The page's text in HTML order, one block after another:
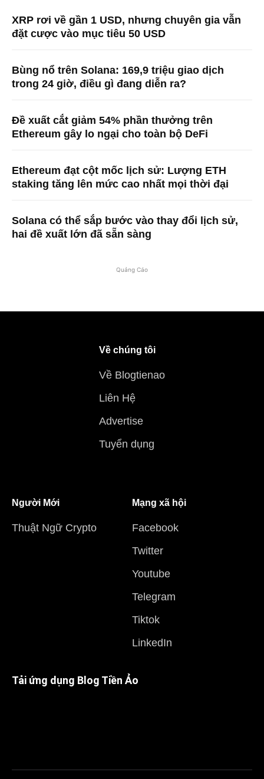
XRP rơi về gần 1 USD, nhưng chuyên gia vẫn
đặt cược vào mục tiêu 50 USD
Bùng nổ trên Solana: 169,9 triệu giao dịch
trong 24 giờ, điều gì đang diễn ra?
Đề xuất cắt giảm 54% phần thưởng trên
Ethereum gây lo ngại cho toàn bộ DeFi
Ethereum đạt cột mốc lịch sử: Lượng ETH
staking tăng lên mức cao nhất mọi thời đại
Solana có thể sắp bước vào thay đổi lịch sử,
hai đề xuất lớn đã sẵn sàng
Quảng Cáo
Về chúng tôi
Về Blogtienao
Liên Hệ
Advertise
Tuyển dụng
Người Mới
Thuật Ngữ Crypto
Mạng xã hội
Facebook
Twitter
Youtube
Telegram
Tiktok
LinkedIn
Tải ứng dụng Blog Tiền Ảo